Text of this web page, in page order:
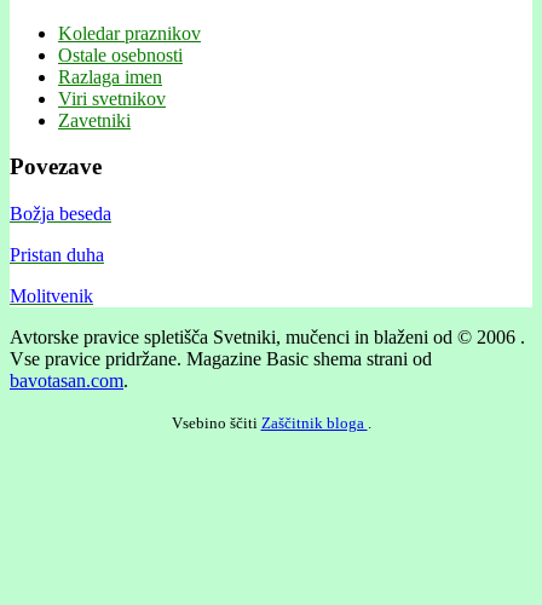
Koledar praznikov
Ostale osebnosti
Razlaga imen
Viri svetnikov
Zavetniki
Povezave
Božja beseda
Pristan duha
Molitvenik
Avtorske pravice spletišča Svetniki, mučenci in blaženi od © 2006 .
Vse pravice pridržane. Magazine Basic shema strani od
bavotasan.com.
Vsebino ščiti Zaščitnik bloga